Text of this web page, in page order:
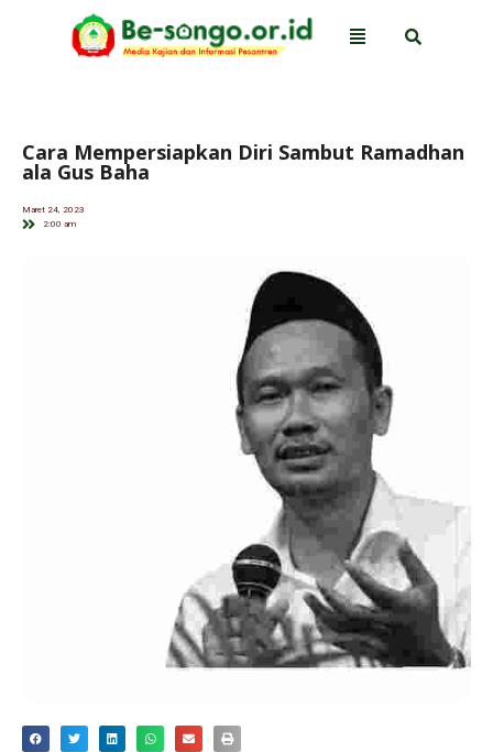
Cara Mempersiapkan Diri Sambut Ramadhan
ala Gus Baha
Maret 24, 2023
2:00 am